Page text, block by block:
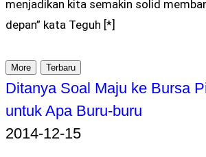
menjadikan kita semakin solid
depan” kata Teguh [*]
More Terbaru
Ditanya Soal Maju ke Bursa
untuk Apa Buru-buru
2014-12-15